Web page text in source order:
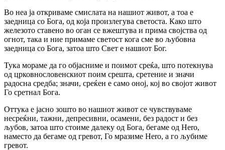
Во неа ја откриваме смислата на нашиот живот, а тоа е
заедница co Бога, од која произлегува светоста. Како што
железото ставено во оган се вжештува и прима својства од
огнот, така и ние примаме светост кога сме во љубовна
заедница co Бога, затоа што Свет е нашиот Бог.
Тука мораме да го објасниме и поимот среќа, што потекнува
од црковнословенскиот поим срешта, сретение и значи
радосна средба; значи, среќен е само оној, кој во својот живот
Го сретнал Бога.
Оттука е јасно зошто во нашиот живот се чувствуваме
несреќни, тажни, депресивни, осамени, без радост и без
љубов, затоа што стоиме далеку од Бога, бегаме од Hero,
наместо да бегаме од гревот, Го мразиме Hero, а го љубиме
гревот.